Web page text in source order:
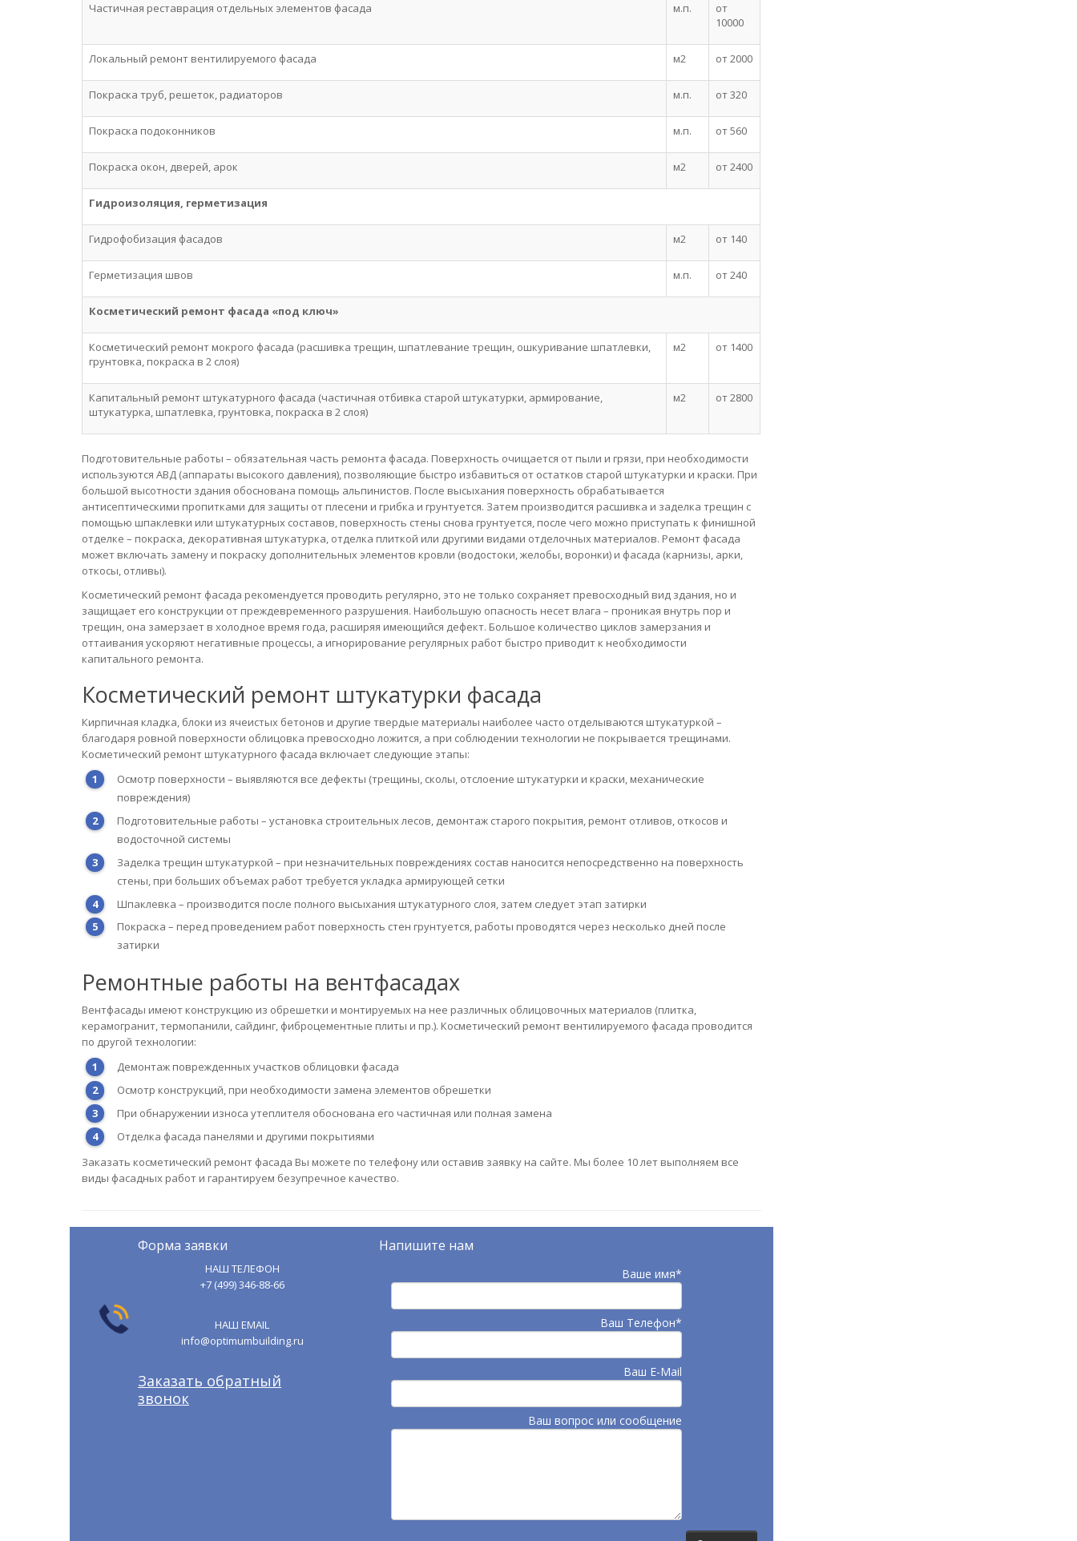
Частичная реставрация отдельных элементов фасада м.п.
от
10000
Локальный ремонт вентилируемого фасада м2 от 2000
Покраска труб, решеток, радиаторов м.п. от 320
Покраска подоконников м.п. от 560
Покраска окон, дверей, арок м2 от 2400
Гидроизоляция, герметизация
Гидрофобизация фасадов м2 от 140
Герметизация швов м.п. от 240
Косметический ремонт фасада «под ключ»
Косметический ремонт мокрого фасада (расшивка трещин, шпатлевание трещин, ошкуривание шпатлевки,
грунтовка, покраска в 2 слоя)
м2 от 1400
Капитальный ремонт штукатурного фасада (частичная отбивка старой штукатурки, армирование,
штукатурка, шпатлевка, грунтовка, покраска в 2 слоя)
м2 от 2800
Подготовительные работы – обязательная часть ремонта фасада. Поверхность очищается от пыли и грязи, при необходимости
используются АВД (аппараты высокого давления), позволяющие быстро избавиться от остатков старой штукатурки и краски. При
большой высотности здания обоснована помощь альпинистов. После высыхания поверхность обрабатывается
антисептическими пропитками для защиты от плесени и грибка и грунтуется. Затем производится расшивка и заделка трещин с
помощью шпаклевки или штукатурных составов, поверхность стены снова грунтуется, после чего можно приступать к финишной
отделке – покраска, декоративная штукатурка, отделка плиткой или другими видами отделочных материалов. Ремонт фасада
может включать замену и покраску дополнительных элементов кровли (водостоки, желобы, воронки) и фасада (карнизы, арки,
откосы, отливы).
Косметический ремонт фасада рекомендуется проводить регулярно, это не только сохраняет превосходный вид здания, но и
защищает его конструкции от преждевременного разрушения. Наибольшую опасность несет влага – проникая внутрь пор и
трещин, она замерзает в холодное время года, расширяя имеющийся дефект. Большое количество циклов замерзания и
оттаивания ускоряют негативные процессы, а игнорирование регулярных работ быстро приводит к необходимости
капитального ремонта.
Косметический ремонт штукатурки фасада
Кирпичная кладка, блоки из ячеистых бетонов и другие твердые материалы наиболее часто отделываются штукатуркой –
благодаря ровной поверхности облицовка превосходно ложится, а при соблюдении технологии не покрывается трещинами.
Косметический ремонт штукатурного фасада включает следующие этапы:
Осмотр поверхности – выявляются все дефекты (трещины, сколы, отслоение штукатурки и краски, механические
повреждения)
Подготовительные работы – установка строительных лесов, демонтаж старого покрытия, ремонт отливов, откосов и
водосточной системы
Заделка трещин штукатуркой – при незначительных повреждениях состав наносится непосредственно на поверхность
стены, при больших объемах работ требуется укладка армирующей сетки
Шпаклевка – производится после полного высыхания штукатурного слоя, затем следует этап затирки
Покраска – перед проведением работ поверхность стен грунтуется, работы проводятся через несколько дней после
затирки
Ремонтные работы на вентфасадах
Вентфасады имеют конструкцию из обрешетки и монтируемых на нее различных облицовочных материалов (плитка,
керамогранит, термопанили, сайдинг, фиброцементные плиты и пр.). Косметический ремонт вентилируемого фасада проводится
по другой технологии:
Демонтаж поврежденных участков облицовки фасада
Осмотр конструкций, при необходимости замена элементов обрешетки
При обнаружении износа утеплителя обоснована его частичная или полная замена
Отделка фасада панелями и другими покрытиями
Заказать косметический ремонт фасада Вы можете по телефону или оставив заявку на сайте. Мы более 10 лет выполняем все
виды фасадных работ и гарантируем безупречное качество.
Форма заявки
НАШ ТЕЛЕФОН
+7 (499) 346-88-66
НАШ EMAIL
info@optimumbuilding.ru
Заказать обратный
звонок
Напишите нам
Ваше имя*
Ваш Телефон*
Ваш E-Mail
Ваш вопрос или сообщение